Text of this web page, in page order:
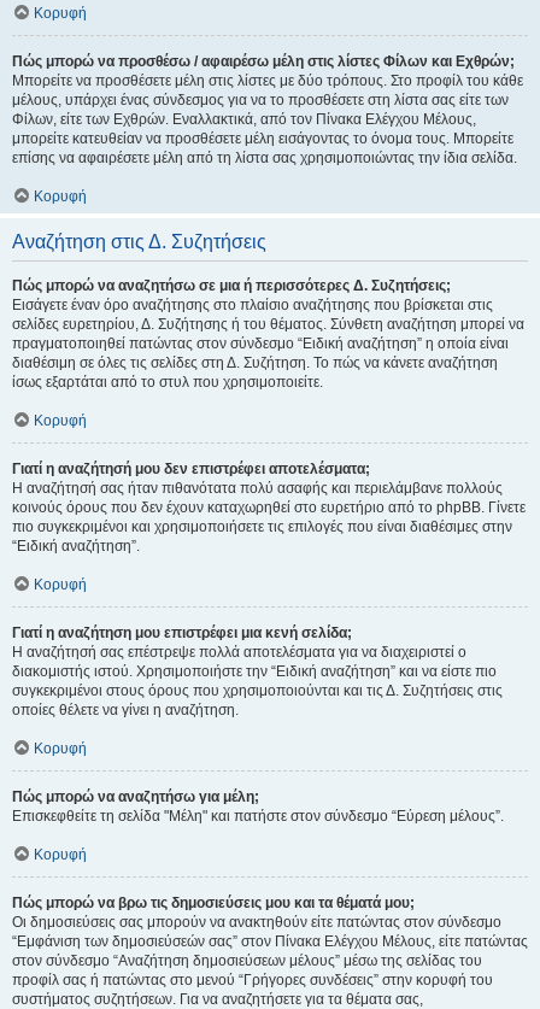
Κορυφή
Πώς μπορώ να προσθέσω / αφαιρέσω μέλη στις λίστες Φίλων και Εχθρών;
Μπορείτε να προσθέσετε μέλη στις λίστες με δύο τρόπους. Στο προφίλ του κάθε
μέλους, υπάρχει ένας σύνδεσμος για να το προσθέσετε στη λίστα σας είτε των
Φίλων, είτε των Εχθρών. Εναλλακτικά, από τον Πίνακα Ελέγχου Μέλους,
μπορείτε κατευθείαν να προσθέσετε μέλη εισάγοντας το όνομα τους. Μπορείτε
επίσης να αφαιρέσετε μέλη από τη λίστα σας χρησιμοποιώντας την ίδια σελίδα.
Κορυφή
Αναζήτηση στις Δ. Συζητήσεις
Πώς μπορώ να αναζητήσω σε μια ή περισσότερες Δ. Συζητήσεις;
Εισάγετε έναν όρο αναζήτησης στο πλαίσιο αναζήτησης που βρίσκεται στις
σελίδες ευρετηρίου, Δ. Συζήτησης ή του θέματος. Σύνθετη αναζήτηση μπορεί να
πραγματοποιηθεί πατώντας στον σύνδεσμο “Ειδική αναζήτηση” η οποία είναι
διαθέσιμη σε όλες τις σελίδες στη Δ. Συζήτηση. Το πώς να κάνετε αναζήτηση
ίσως εξαρτάται από το στυλ που χρησιμοποιείτε.
Κορυφή
Γιατί η αναζήτησή μου δεν επιστρέφει αποτελέσματα;
Η αναζήτησή σας ήταν πιθανότατα πολύ ασαφής και περιελάμβανε πολλούς
κοινούς όρους που δεν έχουν καταχωρηθεί στο ευρετήριο από το phpBB. Γίνετε
πιο συγκεκριμένοι και χρησιμοποιήσετε τις επιλογές που είναι διαθέσιμες στην
“Ειδική αναζήτηση”.
Κορυφή
Γιατί η αναζήτηση μου επιστρέφει μια κενή σελίδα;
Η αναζήτησή σας επέστρεψε πολλά αποτελέσματα για να διαχειριστεί ο
διακομιστής ιστού. Χρησιμοποιήστε την “Ειδική αναζήτηση” και να είστε πιο
συγκεκριμένοι στους όρους που χρησιμοποιούνται και τις Δ. Συζητήσεις στις
οποίες θέλετε να γίνει η αναζήτηση.
Κορυφή
Πώς μπορώ να αναζητήσω για μέλη;
Επισκεφθείτε τη σελίδα "Μέλη" και πατήστε στον σύνδεσμο “Εύρεση μέλους”.
Κορυφή
Πώς μπορώ να βρω τις δημοσιεύσεις μου και τα θέματά μου;
Οι δημοσιεύσεις σας μπορούν να ανακτηθούν είτε πατώντας στον σύνδεσμο
“Εμφάνιση των δημοσιεύσεών σας” στον Πίνακα Ελέγχου Μέλους, είτε πατώντας
στον σύνδεσμο “Αναζήτηση δημοσιεύσεων μέλους” μέσω της σελίδας του
προφίλ σας ή πατώντας στο μενού “Γρήγορες συνδέσεις” στην κορυφή του
συστήματος συζητήσεων. Για να αναζητήσετε για τα θέματα σας,